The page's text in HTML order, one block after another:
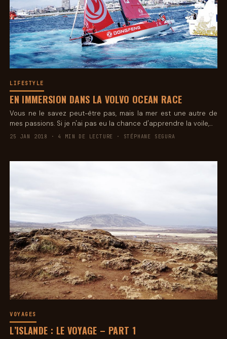
LIFESTYLE
EN IMMERSION DANS LA VOLVO OCEAN RACE
Vous ne le savez peut-être pas, mais la mer est une autre de
mes passions. Si je n'ai pas eu la chance d'apprendre la voile,…
25 JAN 2018 · 4 MIN DE LECTURE · STÉPHANE SEGURA
VOYAGES
L’ISLANDE : LE VOYAGE – PART 1